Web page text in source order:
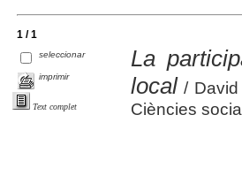
1 / 1
seleccionar
imprimir
Text complet
La
local/ David
Ciències